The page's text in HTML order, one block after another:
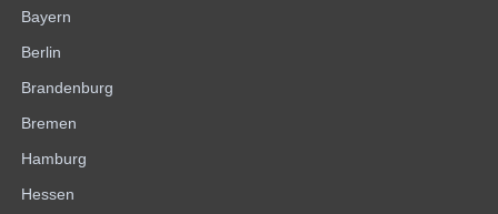
Bayern
Berlin
Brandenburg
Bremen
Hamburg
Hessen